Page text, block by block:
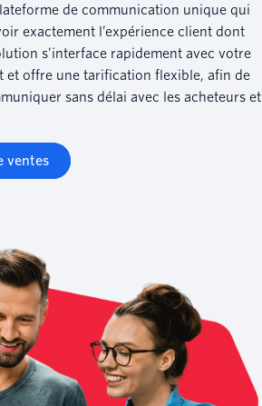
de communication unique qui
exactement l’expérience client dont
s’interface rapidement avec votre
et offre une tarification flexible, afin de
sans délai avec les acheteurs et
ventes